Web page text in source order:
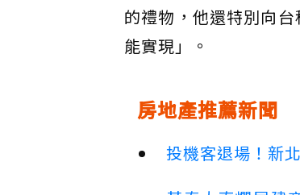
的禮物，他還特別向
能實現」。
房地產推薦新聞
投機客退場！新